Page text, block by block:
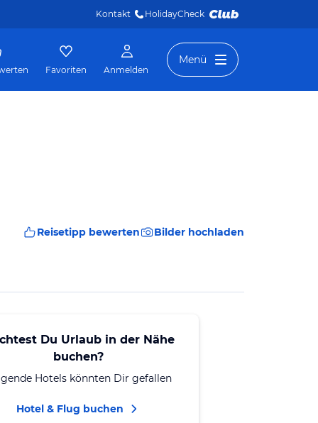
Kontakt HolidayCheck
Favoriten Anmelden
Menü
Reisetipp bewerten Bilder hochladen
Du Urlaub in der Nähe
buchen?
Hotels könnten Dir gefallen
Hotel & Flug buchen